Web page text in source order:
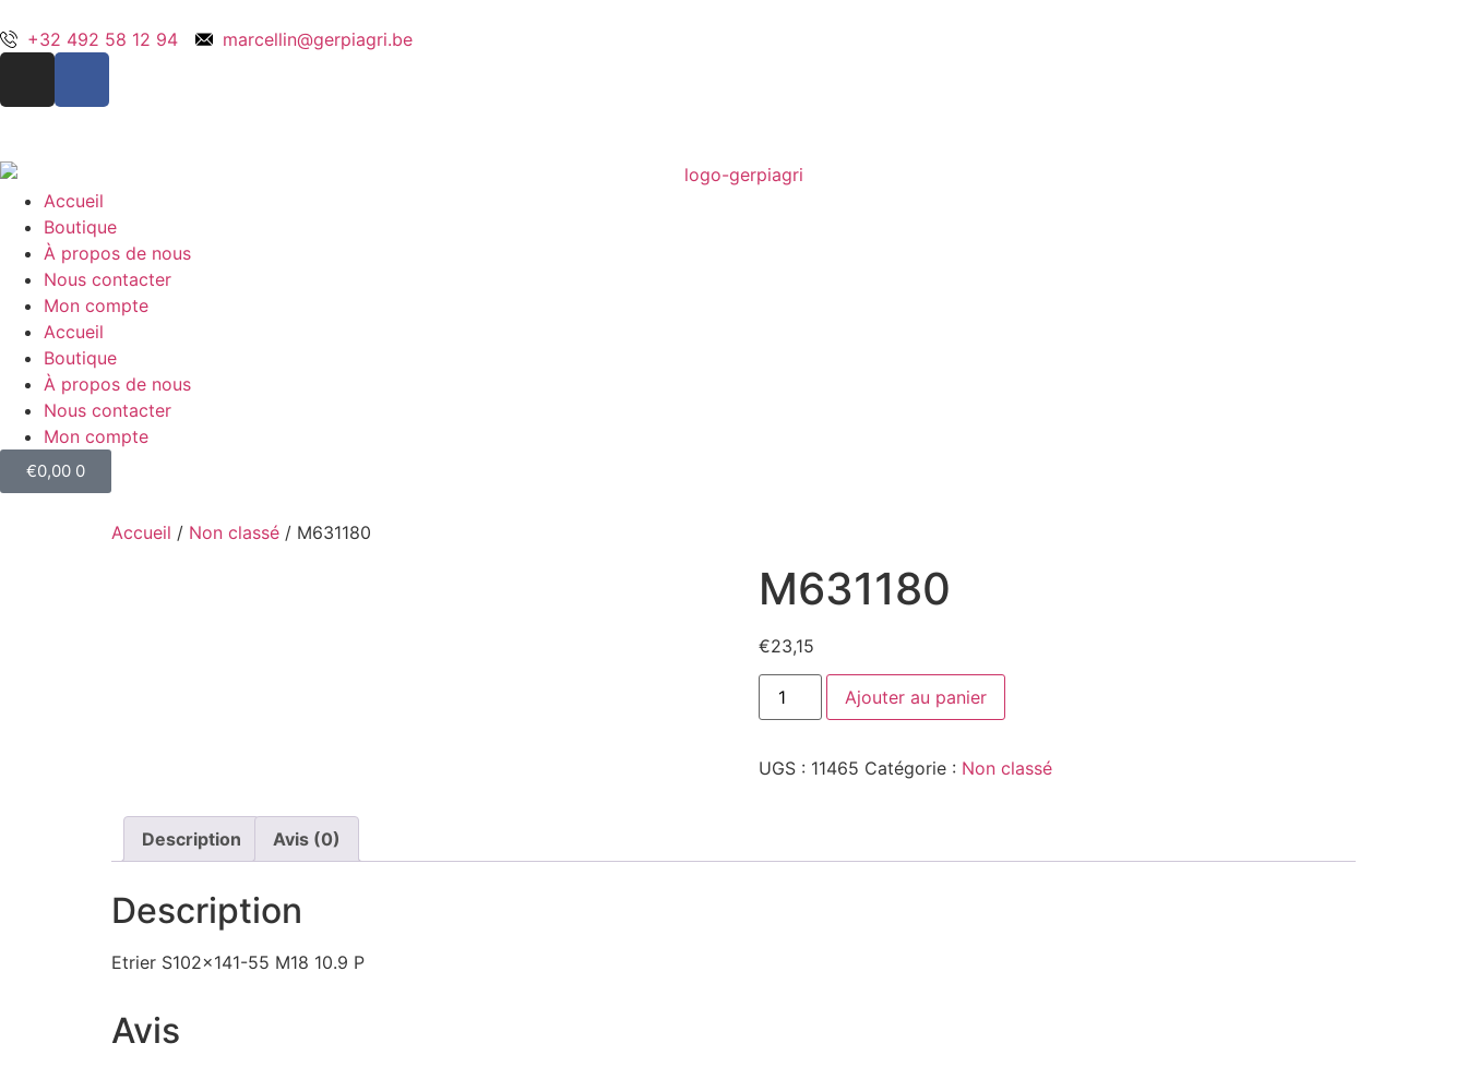
+32 492 58 12 94 marcellin@gerpiagri.be
Accueil
Boutique
À propos de nous
Nous contacter
Mon compte
Accueil
Boutique
À propos de nous
Nous contacter
Mon compte
€0,00 0
Accueil / Non classé / M631180
M631180
€23,15
Ajouter au panier
UGS : 11465 Catégorie : Non classé
Description Avis (0)
Description
Etrier S102x141-55 M18 10.9 P
Avis